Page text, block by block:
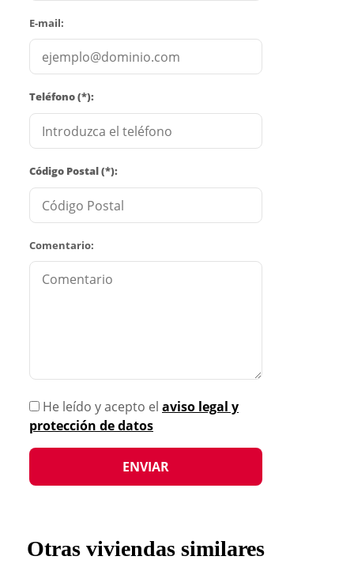
E-mail:
Teléfono (*):
Código Postal (*):
Comentario:
He leído y acepto el aviso legal y
protección de datos
Otras viviendas similares